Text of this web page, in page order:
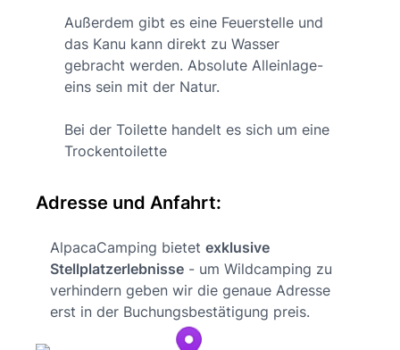
Außerdem gibt es eine Feuerstelle und
das Kanu kann direkt zu Wasser
gebracht werden. Absolute Alleinlage-
eins sein mit der Natur.
Bei der Toilette handelt es sich um eine
Trockentoilette
Adresse und Anfahrt:
AlpacaCamping bietet exklusive
Stellplatzerlebnisse - um Wildcamping zu
verhindern geben wir die genaue Adresse
erst in der Buchungsbestätigung preis.